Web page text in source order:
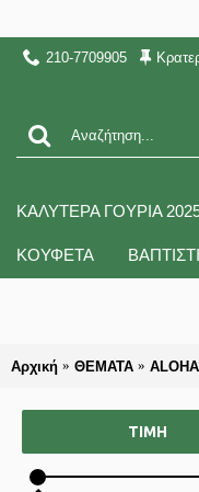
210-7709905
ΚΑΛΥΤΕΡΑ ΓΟΥΡΙΑ
ΚΟΥΦΕΤΑ
Αρχική ΘΕΜΑΤΑ ALOHA
ΤΙΜΉ